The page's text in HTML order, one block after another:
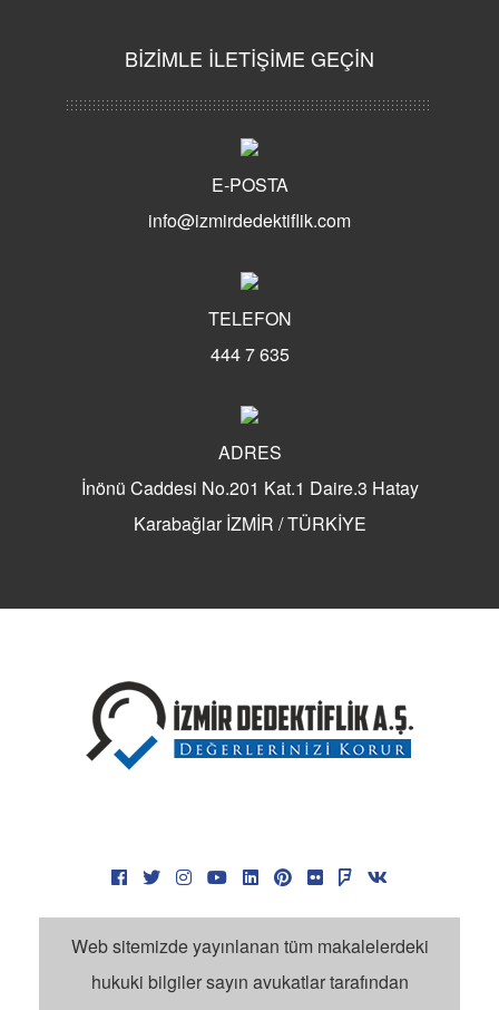
BİZİMLE İLETİŞİME GEÇİN
E-POSTA
info@izmirdedektiflik.com
TELEFON
444 7 635
ADRES
İnönü Caddesi No.201 Kat.1 Daire.3 Hatay
Karabağlar İZMİR / TÜRKİYE
Web sitemizde yayınlanan tüm makalelerdeki
hukuki bilgiler sayın avukatlar tarafından